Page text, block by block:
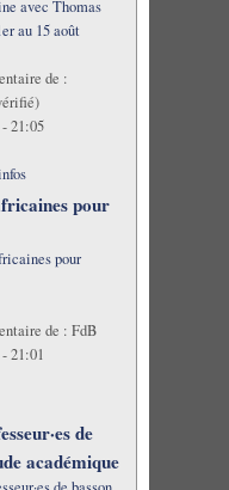
avec Thomas
au 15 août
de :
21:05
pour
pour
de : FdB
21:01
de
académique